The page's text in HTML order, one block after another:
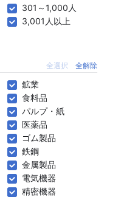
301～1,000人
3,001人以上
全選択 全解除
鉱業
食料品
パルプ・紙
医薬品
ゴム製品
鉄鋼
金属製品
電気機器
精密機器